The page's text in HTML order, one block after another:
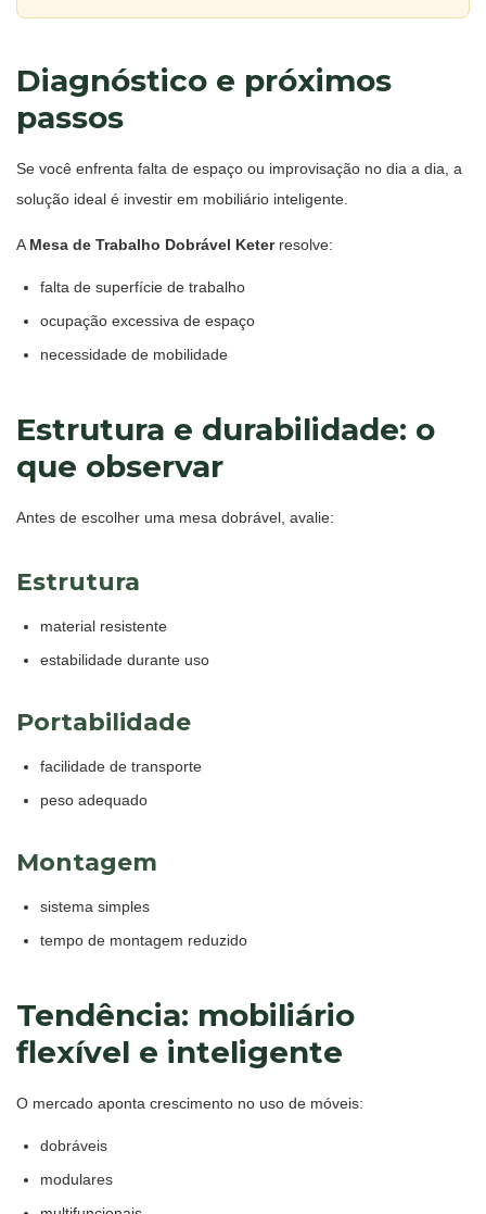
Diagnóstico e próximos
passos
Se você enfrenta falta de espaço ou improvisação no dia a dia, a
solução ideal é investir em mobiliário inteligente.
A Mesa de Trabalho Dobrável Keterresolve:
falta de superfície de trabalho
ocupação excessiva de espaço
necessidade de mobilidade
Estrutura e durabilidade: o
que observar
Antes de escolher uma mesa dobrável, avalie:
Estrutura
material resistente
estabilidade durante uso
Portabilidade
facilidade de transporte
peso adequado
Montagem
sistema simples
tempo de montagem reduzido
Tendência: mobiliário
flexível e inteligente
O mercado aponta crescimento no uso de móveis:
dobráveis
modulares